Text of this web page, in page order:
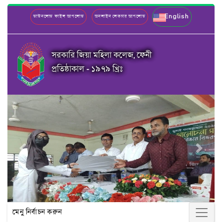
ডাউনলোড ফাইল আপলোড অনলাইন লেকচার আপলোড English
সরকারি জিয়া মহিলা কলেজ, ফেনী
প্রতিষ্ঠাকাল - ১৯৭৯ খ্রিঃ
Previous Next
মেনু নির্বাচন করুন